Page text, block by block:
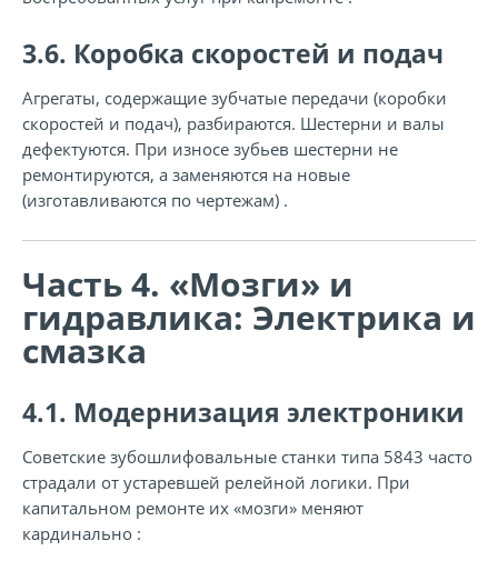
3.6. Коробка скоростей и подач
Агрегаты, содержащие зубчатые передачи (коробки
скоростей и подач), разбираются. Шестерни и валы
дефектуются. При износе зубьев шестерни не
ремонтируются, а заменяются на новые
(изготавливаются по чертежам) .
Часть 4. «Мозги» и
гидравлика: Электрика и
смазка
4.1. Модернизация электроники
Советские зубошлифовальные станки типа 5843 часто
страдали от устаревшей релейной логики. При
капитальном ремонте их «мозги» меняют
кардинально :